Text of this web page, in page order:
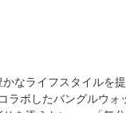
なライフスタイルを
ラボしたバングルウ